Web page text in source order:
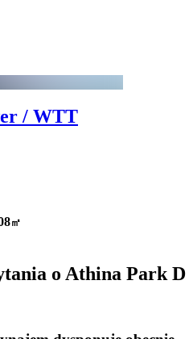
/ WTT
㎡
o Athina Park D